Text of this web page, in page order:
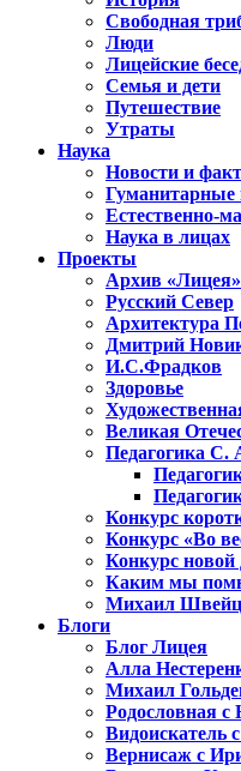
Свободная
Люди
Лицейские
Семья и дети
Путешествие
Утраты
Наука
Новости и
Гуманитарные
Естественно-
Наука в лицах
Проекты
Архив
Русский Север
Архитектура
Дмитрий
И.С.Фрадков
Здоровье
Великая
Педагогика С.
Конкурс
Конкурс «Во
Конкурс новой
Каким мы
Михаил
Блоги
Блог Лицея
Алла
Михаил
Родословная
Вернисаж с